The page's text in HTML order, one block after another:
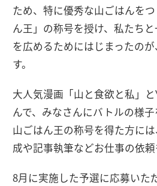
ため、特に優秀な山ごはんを
ん王」の称号を授け、私たち
を広めるためにはじまったの
す。
大人気漫画「山と食欲と私」
んで、みなさんにバトルの様
山ごはん王の称号を得た方に
成や記事執筆などお仕事の依頼
8月に実施した予選に応募いた